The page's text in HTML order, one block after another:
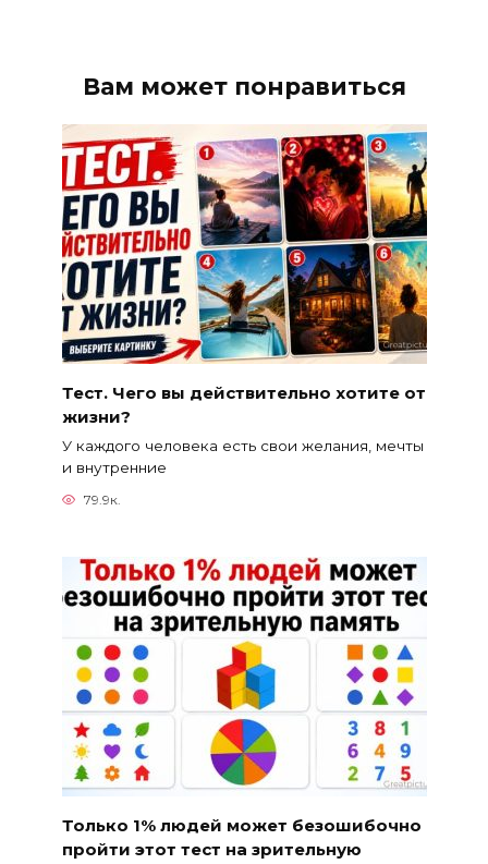
Вам может понравиться
Тест. Чего вы действительно хотите от
жизни?
У каждого человека есть свои желания, мечты
и внутренние
79.9к.
Только 1% людей может безошибочно
пройти этот тест на зрительную